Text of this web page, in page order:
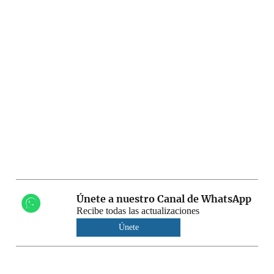
Únete a nuestro Canal de WhatsApp
Recibe todas las actualizaciones
Únete